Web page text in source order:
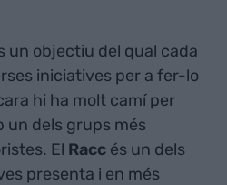
un objectiu del qual cada
iniciatives per a fer-lo
hi ha molt camí per
un dels grups més
El Racc és un dels
presenta i en més